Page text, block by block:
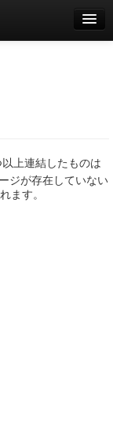
上連結したものは
ジが存在していない
ます。